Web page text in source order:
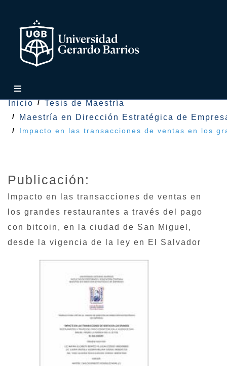
Inicio
Tesis de Maestría
Maestría en Dirección Estratégica de
Impacto en las transacciones de ventas en los
Publicación:
Impacto en las transacciones de ventas en
los grandes restaurantes a través del pago
con bitcoin, en la ciudad de San Miguel,
desde la vigencia de la ley en El Salvador